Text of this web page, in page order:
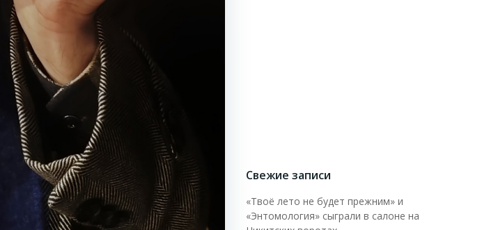
Свежие записи
«Твоё лето не будет прежним» и
«Энтомология» сыграли в салоне на